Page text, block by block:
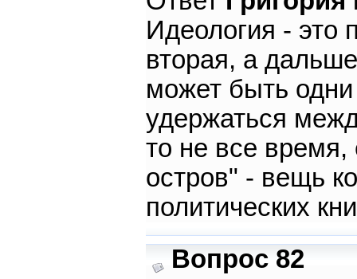
Идеология - это
вторая, а
может быть
удержаться
то не все
остров" - вещь
политических
Вопрос 82